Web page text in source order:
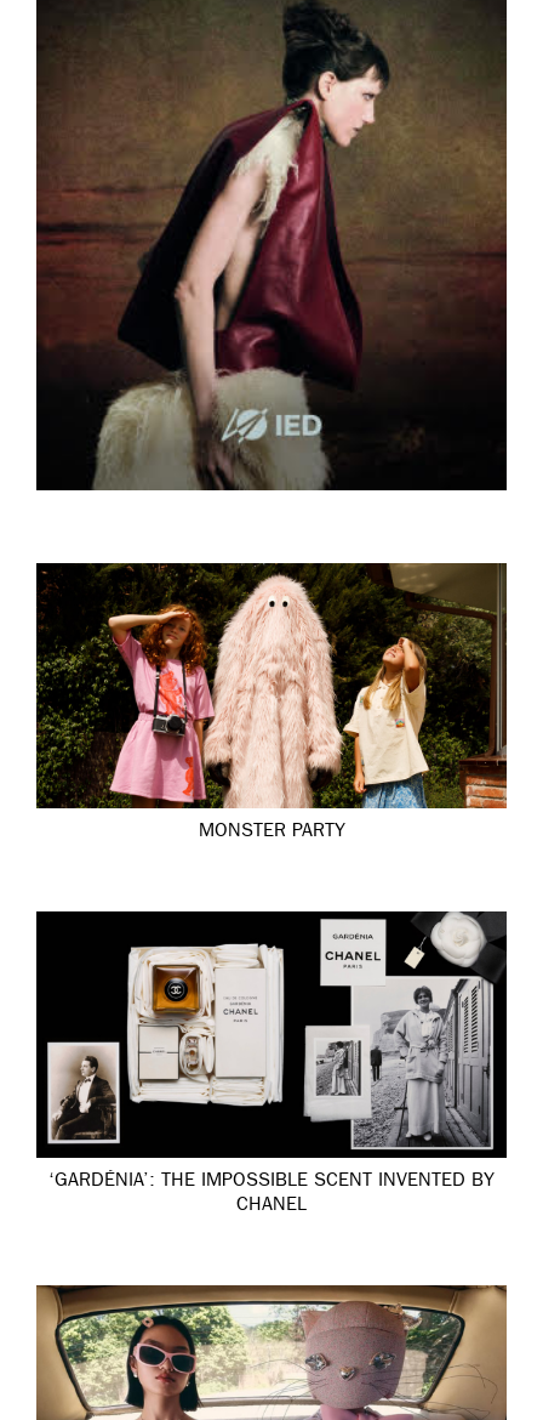
MONSTER PARTY
‘GARDÉNIA’: THE IMPOSSIBLE SCENT INVENTED BY
CHANEL